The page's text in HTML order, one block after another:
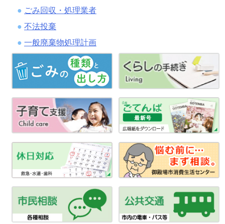
ごみ回収・処理業者
不法投棄
一般廃棄物処理計画